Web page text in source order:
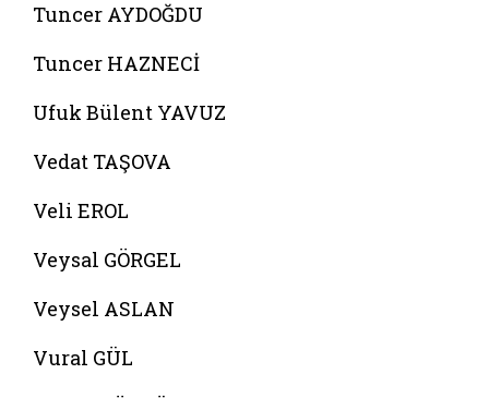
Tuncer AYDOĞDU
Tuncer HAZNECİ
Ufuk Bülent YAVUZ
Vedat TAŞOVA
Veli EROL
Veysal GÖRGEL
Veysel ASLAN
Vural GÜL